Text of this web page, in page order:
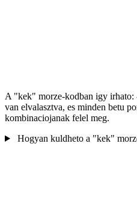
A "kek" morze-kodban igy irhato:
van elvalasztva, es minden betu
kombinaciojanak felel meg.
Hogyan kuldheto a "kek"